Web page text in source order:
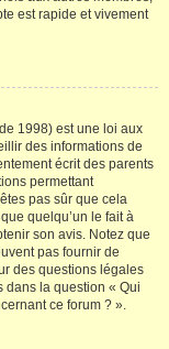
est rapide et vivement
1998) est une loi aux
des informations de
écrit des parents
permettant
pas sûr que cela
quelqu’un le fait à
son avis. Notez que
pas fournir de
des questions légales
dans la question « Qui
ce forum ? ».